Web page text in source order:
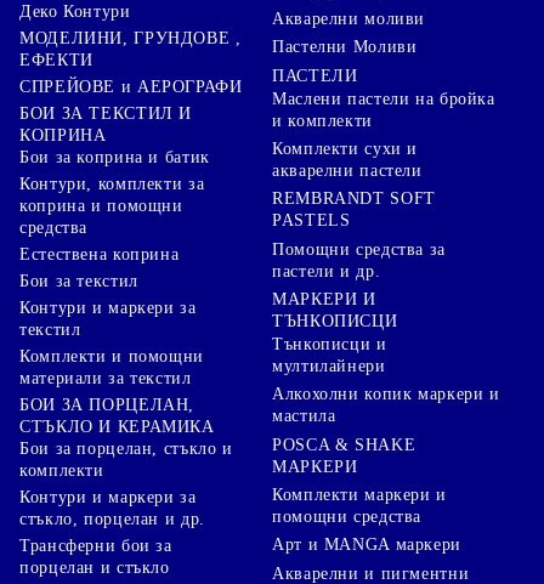
Деко Контури
МОДЕЛИНИ, ГРУНДОВЕ ,
ЕФЕКТИ
СПРЕЙОВЕ и АЕРОГРАФИ
БОИ ЗА ТЕКСТИЛ И
КОПРИНА
Бои за коприна и батик
Контури, комплекти за
коприна и помощни
средства
Естествена коприна
Бои за текстил
Контури и маркери за
текстил
Комплекти и помощни
материали за текстил
БОИ ЗА ПОРЦЕЛАН,
СТЪКЛО И КЕРАМИКА
Бои за порцелан, стъкло и
комплекти
Контури и маркери за
стъкло, порцелан и др.
Трансферни бои за
порцелан и стъкло
Акварелни моливи
Пастелни Моливи
ПАСТЕЛИ
Маслени пастели на бройка
и комплекти
Комплекти сухи и
акварелни пастели
REMBRANDT SOFT
PASTELS
Помощни средства за
пастели и др.
МАРКЕРИ И
ТЪНКОПИСЦИ
Тънкописци и
мултилайнери
Алкохолни копик маркери и
мастила
POSCA & SHAKE
МАРКЕРИ
Комплекти маркери и
помощни средства
Арт и MANGA маркери
Акварелни и пигментни